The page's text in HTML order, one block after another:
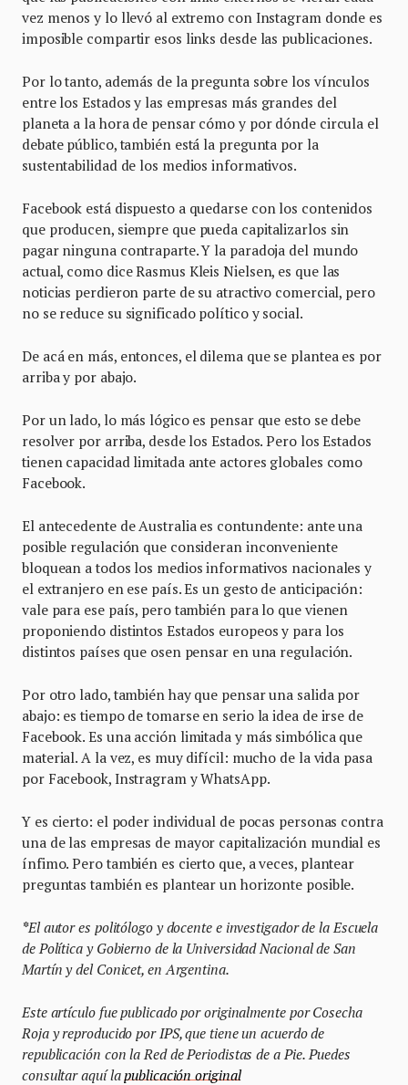
vez menos y lo llevó al extremo con Instagram donde es
imposible compartir esos links desde las publicaciones.
Por lo tanto, además de la pregunta sobre los vínculos
entre los Estados y las empresas más grandes del
planeta a la hora de pensar cómo y por dónde circula el
debate público, también está la pregunta por la
sustentabilidad de los medios informativos.
Facebook está dispuesto a quedarse con los contenidos
que producen, siempre que pueda capitalizarlos sin
pagar ninguna contraparte. Y la paradoja del mundo
actual, como dice Rasmus Kleis Nielsen, es que las
noticias perdieron parte de su atractivo comercial, pero
no se reduce su significado político y social.
De acá en más, entonces, el dilema que se plantea es por
arriba y por abajo.
Por un lado, lo más lógico es pensar que esto se debe
resolver por arriba, desde los Estados. Pero los Estados
tienen capacidad limitada ante actores globales como
Facebook.
El antecedente de Australia es contundente: ante una
posible regulación que consideran inconveniente
bloquean a todos los medios informativos nacionales y
el extranjero en ese país. Es un gesto de anticipación:
vale para ese país, pero también para lo que vienen
proponiendo distintos Estados europeos y para los
distintos países que osen pensar en una regulación.
Por otro lado, también hay que pensar una salida por
abajo: es tiempo de tomarse en serio la idea de irse de
Facebook. Es una acción limitada y más simbólica que
material. A la vez, es muy difícil: mucho de la vida pasa
por Facebook, Instragram y WhatsApp.
Y es cierto: el poder individual de pocas personas contra
una de las empresas de mayor capitalización mundial es
ínfimo. Pero también es cierto que, a veces, plantear
preguntas también es plantear un horizonte posible.
*El autor es politólogo y docente e investigador de la Escuela
de Política y Gobierno de la Universidad Nacional de San
Martín y del Conicet, en Argentina.
Este artículo fue publicado por originalmente por Cosecha
Roja y reproducido por IPS, que tiene un acuerdo de
republicación con la Red de Periodistas de a Pie. Puedes
consultar aquí lapublicación original